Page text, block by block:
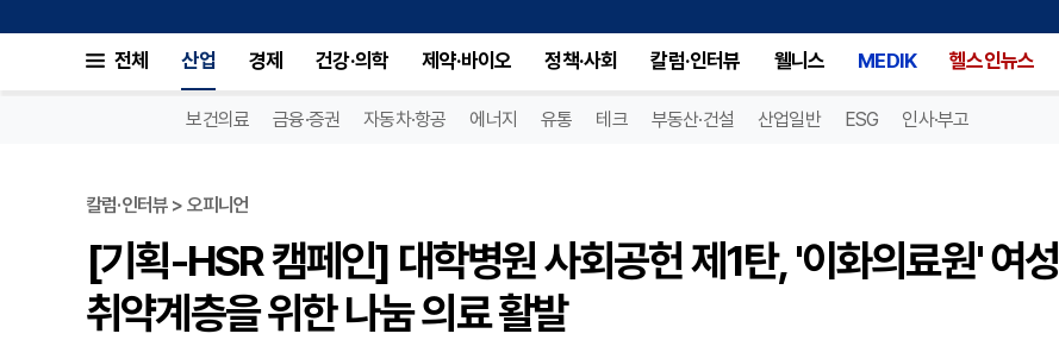
전체 산업 경제 건강·의학 제약·바이오 정책·사회 칼럼·인터뷰 웰니스 MEDIK 헬스인뉴스
보건의료 금융·증권 자동차·항공 에너지 유통 테크 부동산·건설 산업일반 ESG 인사·부고
칼럼·인터뷰 > 오피니언
[기획-HSR 캠페인] 대학병원 사회공헌 제1탄, '이화의료원' 여성
취약계층을 위한 나눔 의료 활발